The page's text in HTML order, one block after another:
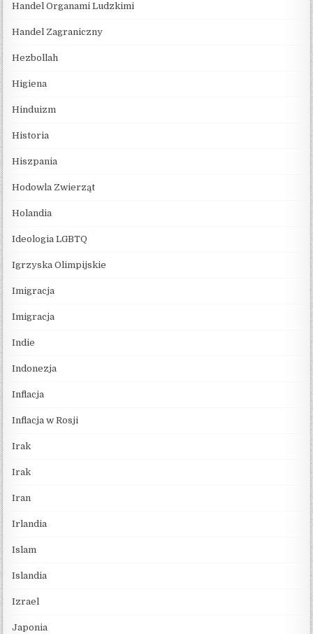
Handel Organami Ludzkimi
Handel Zagraniczny
Hezbollah
Higiena
Hinduizm
Historia
Hiszpania
Hodowla Zwierząt
Holandia
Ideologia LGBTQ
Igrzyska Olimpijskie
Imigracja
Imigracja
Indie
Indonezja
Inflacja
Inflacja w Rosji
Irak
Irak
Iran
Irlandia
Islam
Islandia
Izrael
Japonia